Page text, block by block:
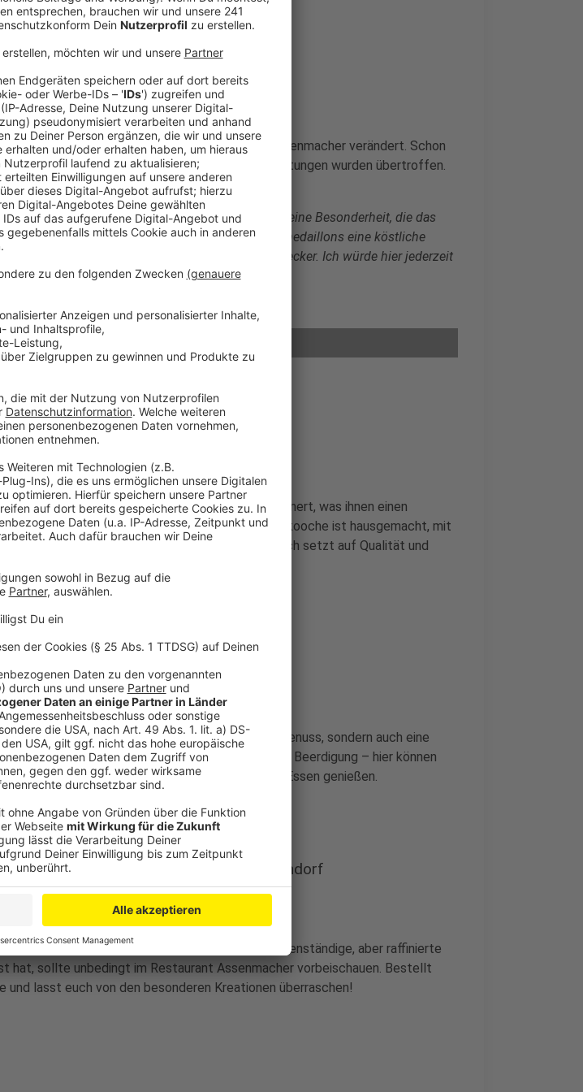
Koch an Bord hat sich einiges im Restaurant Assenmacher verändert. Schon
Gastrokritikerin Gutes gehört – und ihre Erwartungen wurden übertroffen.
schwärmte sie:
faire Preise und gute Portionen. Dazu immer eine kleine Besonderheit, die das
macht. Zum Beispiel wurde bei den Schweinemedaillons eine köstliche
serviert – einfach mal etwas anderes und super lecker. Ich würde hier jederzeit
Krubeck
Spezialitäten mit raffinierter Note
Kalbsragout werden mit frischen Kräutern verfeinert, was ihnen einen
verleiht. Auch das Apfelmus zu den Rievkooche ist hausgemacht, mit
Stückigkeit und einer feinen Zimtnote. Der Koch setzt auf Qualität und
Anlässe in Schwarzrheindorf
ist nicht nur ein Restaurant für den täglichen Genuss, sondern auch eine
für Feierlichkeiten. Ob Kommunion, Hochzeit oder Beerdigung – hier können
Atmosphäre zusammenkommen und gutes Essen genießen.
Restaurant Assenmacher in Schwarzrheindorf
oder Umgebung wohnt und Lust auf bodenständige, aber raffinierte
hat, sollte unbedingt im Restaurant Assenmacher vorbeischauen. Bestellt
und lasst euch von den besonderen Kreationen überraschen!